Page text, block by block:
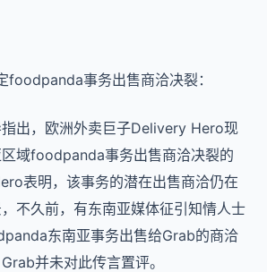
事务出售商洽决裂：
出，欧洲外卖巨子Delivery Hero现
域foodpanda事务出售商洽决裂的
表明，该事务的潜在出售商洽仍在
不久前，有东南亚媒体征引知情人士
东南亚事务出售给Grab的商洽
并未对此传言置评。